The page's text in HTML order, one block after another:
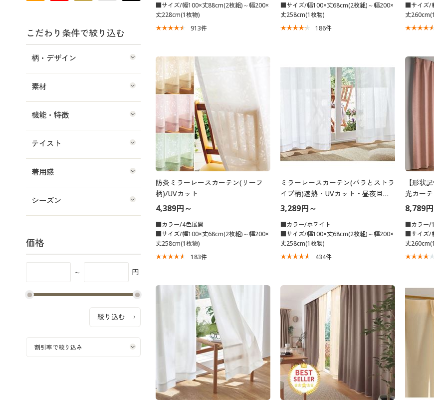
■サイズ/幅100×丈88cm(2枚組)～幅200×
丈228cm(1枚物)
913件
■サイズ/幅100×丈68cm(2枚組)～幅200×
丈258cm(1枚物)
186件
■サイズ/
丈
防炎ミラーレースカーテン(リーフ
柄)/UVカット
4,389円～
■カラー/4色展開
■サイズ/幅100×丈68cm(2枚組)～幅200×
丈258cm(1枚物)
183件
ミラーレースカーテン(バラとストラ
イプ柄)遮熱・UVカット・昼夜目隠
し
3,289円～
■カラー/ホワイト
■サイズ/幅100×丈68cm(2枚組)～幅200×
丈258cm(1枚物)
434件
【形状
光カー
8,789
■カラー/
■サイズ/
丈
こだわり条件で絞り込む
柄・デザイン
素材
機能・特徴
テイスト
着用感
シーズン
価格
～ 円